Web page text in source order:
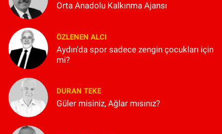
Orta Anadolu Kalkınma Ajansı
ÖZLENEN ALCI
Aydın'da spor sadece zengin çocukları için
mi?
DURAN TEKE
Güler misiniz, Ağlar mısınız?